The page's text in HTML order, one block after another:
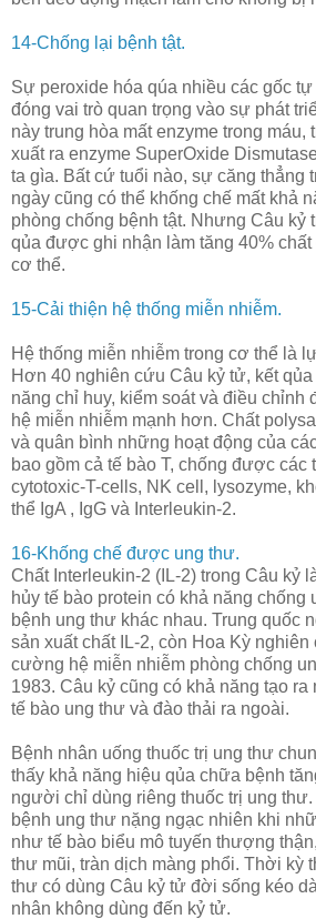
14-Chống lại bệnh tật.
Sự peroxide hóa qúa nhiều các gốc
đóng vai trò quan trọng vào sự phát
này trung hòa mất enzyme trong máu,
xuất ra enzyme SuperOxide
ta gìa. Bất cứ tuổi nào, sự căng thẳng
ngày cũng có thể khống chế mất khả
phòng chống bệnh tật. Nhưng Câu kỷ
qủa được ghi nhận làm tăng 40% chất
cơ thể.
15-Cải thiện hệ thống miễn nhiễm.
Hệ thống miễn nhiễm trong cơ thể là
Hơn 40 nghiên cứu Câu kỷ tử, kết
năng chỉ huy, kiểm soát và điều chỉnh
hệ miễn nhiễm mạnh hơn. Chất
và quân bình những hoạt động của
bao gồm cả tế bào T, chống được các
cytotoxic-T-cells, NK cell, lysozyme,
thể IgA , IgG và Interleukin-2.
16-Khống chế được ung thư.
Chất Interleukin-2 (IL-2) trong Câu kỷ
hủy tế bào protein có khả năng chống
bệnh ung thư khác nhau. Trung quốc
sản xuất chất IL-2, còn Hoa Kỳ
cường hệ miễn nhiễm phòng chống
1983. Câu kỷ cũng có khả năng tạo ra
tế bào ung thư và đào thải ra ngoài.
Bệnh nhân uống thuốc trị ung thư
thấy khả năng hiệu qủa chữa bệnh
người chỉ dùng riêng thuốc trị ung
bệnh ung thư nặng ngạc nhiên khi
như tế bào biểu mô tuyến thượng
thư mũi, tràn dịch màng phổi. Thời kỳ
thư có dùng Câu kỷ tử đời sống kéo
nhân không dùng đến kỷ tử.